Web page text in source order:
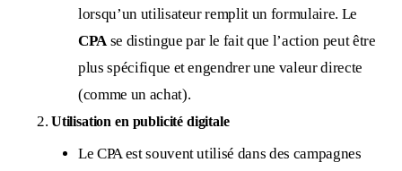
lorsqu’un utilisateur remplit un formulaire. Le
CPAse distingue par le fait que l’action peut être
plus spécifique et engendrer une valeur directe
(comme un achat).
Utilisation en publicité digitale
Le CPA est souvent utilisé dans des campagnes